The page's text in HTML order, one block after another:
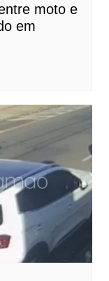
moto e
em